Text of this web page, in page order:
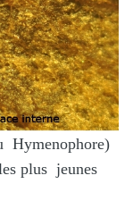
Hymenophore)
plus jeunes